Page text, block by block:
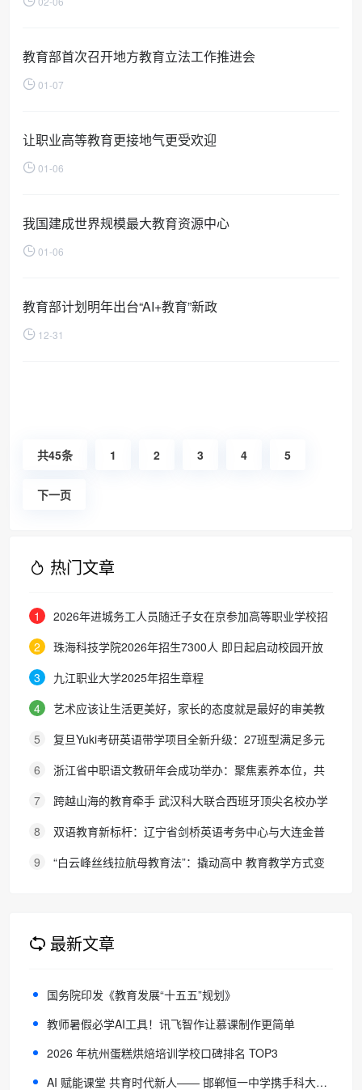
教育部首次召开地方教育立法工作推进会
01-07
让职业高等教育更接地气更受欢迎
01-06
我国建成世界规模最大教育资源中心
01-06
教育部计划明年出台“AI+教育”新政
12-31
共45条 1 2 3 4 5
下一页
热门文章
1
2026年进城务工人员随迁子女在京参加高等职业学校招
生考试报名通知
2
珠海科技学院2026年招生7300人 即日起启动校园开放
周
3
九江职业大学2025年招生章程
4
艺术应该让生活更美好，家长的态度就是最好的审美教
育！
5
复旦Yuki考研英语带学项目全新升级：27班型满足多元
需求，协议保障助力考研梦想
6
浙江省中职语文教研年会成功举办：聚焦素养本位，共
探职教语文教学新路径
7
跨越山海的教育牵手 武汉科大联合西班牙顶尖名校办学
院，首届新生入学
8
双语教育新标杆：辽宁省剑桥英语考务中心与大连金普
新区华美双语学校签约剑桥英语体系教学示范学校
9
“白云峰丝线拉航母教育法”：撬动高中 教育教学方式变
最新文章
国务院印发《教育发展“十五五”规划》
教师暑假必学AI工具！讯飞智作让慕课制作更简单
2026 年杭州蛋糕烘焙培训学校口碑排名 TOP3
AI 赋能课堂 共育时代新人—— 邯郸恒一中学携手科大讯飞探索智慧教育新路径